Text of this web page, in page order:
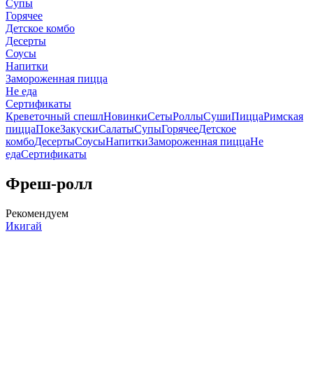
Супы
Горячее
Детское комбо
Десерты
Соусы
Напитки
Замороженная пицца
Не еда
Сертификаты
Креветочный спешлНовинкиСетыРоллыСушиПиццаРимская
пиццаПокеЗакускиСалатыСупыГорячееДетское
комбоДесертыСоусыНапиткиЗамороженная пиццаНе
едаСертификаты
Фреш-ролл
Рекомендуем
Икигай